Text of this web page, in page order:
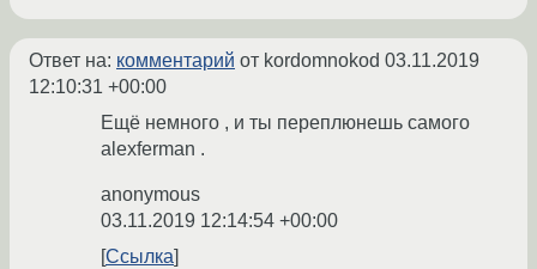
Ответ на: комментарий от kordomnokod 03.11.2019
12:10:31 +00:00
Ещё немного , и ты переплюнешь самого
alexferman .
anonymous
03.11.2019 12:14:54 +00:00
Ссылка